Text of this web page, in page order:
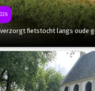
verzorgt fietstocht langs oude